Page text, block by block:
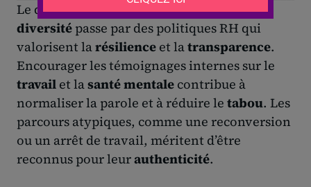
Le développement de l’inclusionet de la
diversité passe par des politiques RH qui
valorisent larésilience et latransparence.
Encourager les témoignages internes sur le
travail et lasanté mentale contribue à
normaliser la parole et à réduire le tabou. Les
parcours atypiques, comme une reconversion
ou un arrêt de travail, méritent d’être
reconnus pour leurauthenticité.